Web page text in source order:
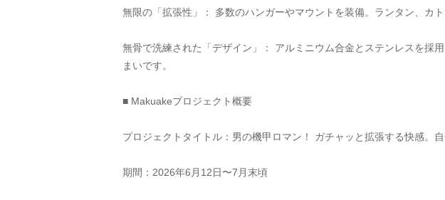
無限の「拡張性」： 多数のハンガーやマウントを装備。ランタン、カ
無骨で洗練された「デザイン」： アルミニウム合金とステンレスを採
まいです。
■ Makuakeプロジェクト概要
プロジェクトタイトル：男の機甲ロマン！ ガチャッと拡張する快感。
期間：2026年6月12日〜7月末頃